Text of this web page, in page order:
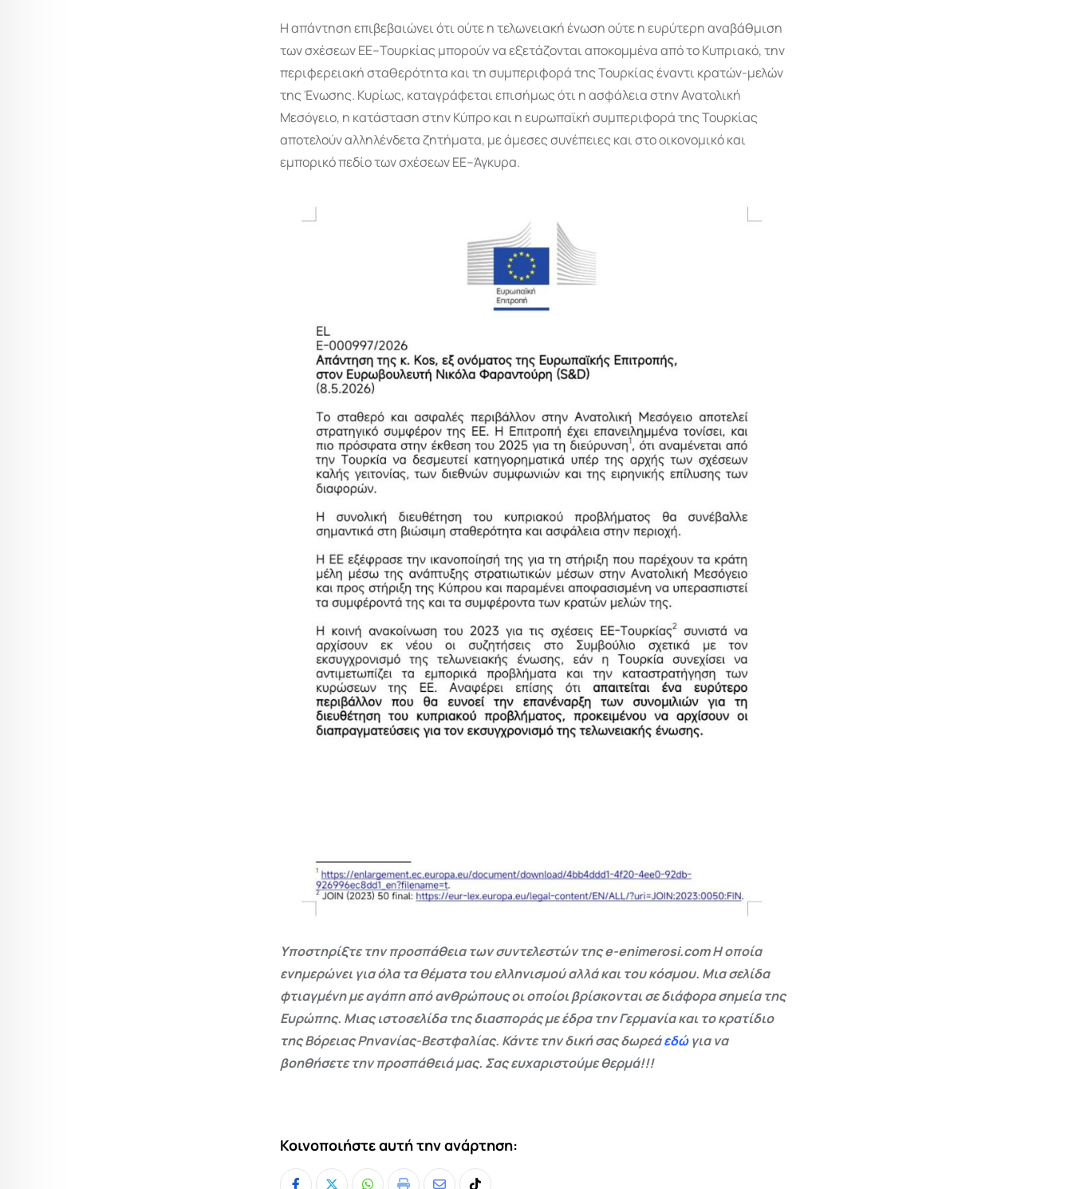
Η απάντηση επιβεβαιώνει ότι ούτε η τελωνειακή ένωση ούτε η ευρύτερη αναβάθμιση
των σχέσεων ΕΕ–Τουρκίας μπορούν να εξετάζονται αποκομμένα από το Κυπριακό, την
περιφερειακή σταθερότητα και τη συμπεριφορά της Τουρκίας έναντι κρατών-μελών
της Ένωσης. Κυρίως, καταγράφεται επισήμως ότι η ασφάλεια στην Ανατολική
Μεσόγειο, η κατάσταση στην Κύπρο και η ευρωπαϊκή συμπεριφορά της Τουρκίας
αποτελούν αλληλένδετα ζητήματα, με άμεσες συνέπειες και στο οικονομικό και
εμπορικό πεδίο των σχέσεων ΕΕ–Άγκυρα.
Υποστηρίξτε την προσπάθεια των συντελεστών της e-enimerosi.com Η οποία
ενημερώνει για όλα τα θέματα του ελληνισμού αλλά και του κόσμου. Μια σελίδα
φτιαγμένη με αγάπη από ανθρώπους οι οποίοι βρίσκονται σε διάφορα σημεία της
Ευρώπης. Μιας ιστοσελίδα της διασποράς με έδρα την Γερμανία και το κρατίδιο
της Βόρειας Ρηνανίας-Βεστφαλίας. Κάντε την δική σας δωρεάεδώγια να
βοηθήσετε την προσπάθειά μας. Σας ευχαριστούμε θερμά!!!
Κοινοποιήστε αυτή την ανάρτηση: